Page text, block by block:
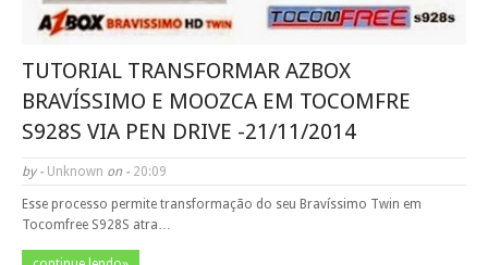
TUTORIAL TRANSFORMAR AZBOX
BRAVÍSSIMO E MOOZCA EM TOCOMFRE
S928S VIA PEN DRIVE -21/11/2014
by - Unknown on - 20:09
Esse processo permite transformação do seu Bravíssimo Twin em
Tocomfree S928S atra…